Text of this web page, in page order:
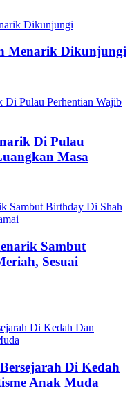
Menarik Dikunjungi
Di Pulau
Masa
Sambut
Sesuai
Di Kedah
Anak Muda